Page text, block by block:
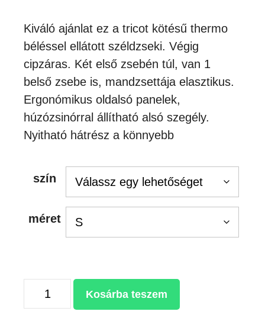
Kiváló ajánlat ez a tricot kötésű thermo
béléssel ellátott széldzseki. Végig
cipzáras. Két első zsebén túl, van 1
belső zsebe is, mandzsettája elasztikus.
Ergonómikus oldalsó panelek,
húzózsinórral állítható alsó szegély.
Nyitható hátrész a könnyebb
szín
méret
WINDBREAKER
mennyiség
Kosárba teszem